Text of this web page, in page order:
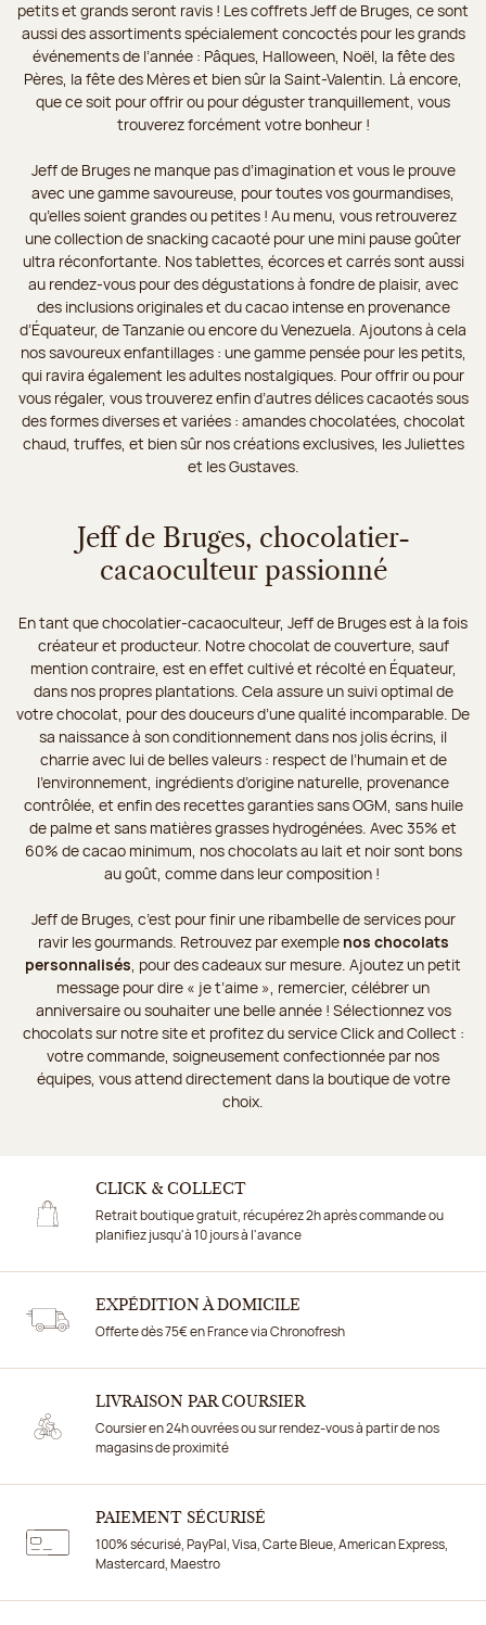
petits et grands seront ravis ! Les coffrets Jeff de Bruges, ce sont
aussi des assortiments spécialement concoctés pour les grands
événements de l’année : Pâques, Halloween, Noël, la fête des
Pères, la fête des Mères et bien sûr la Saint-Valentin. Là encore,
que ce soit pour offrir ou pour déguster tranquillement, vous
trouverez forcément votre bonheur !
Jeff de Bruges ne manque pas d’imagination et vous le prouve
avec une gamme savoureuse, pour toutes vos gourmandises,
qu’elles soient grandes ou petites ! Au menu, vous retrouverez
une collection de snacking cacaoté pour une mini pause goûter
ultra réconfortante. Nos tablettes, écorces et carrés sont aussi
au rendez-vous pour des dégustations à fondre de plaisir, avec
des inclusions originales et du cacao intense en provenance
d’Équateur, de Tanzanie ou encore du Venezuela. Ajoutons à cela
nos savoureux enfantillages : une gamme pensée pour les petits,
qui ravira également les adultes nostalgiques. Pour offrir ou pour
vous régaler, vous trouverez enfin d’autres délices cacaotés sous
des formes diverses et variées : amandes chocolatées, chocolat
chaud, truffes, et bien sûr nos créations exclusives, les Juliettes
et les Gustaves.
Jeff de Bruges, chocolatier-
cacaoculteur passionné
En tant que chocolatier-cacaoculteur, Jeff de Bruges est à la fois
créateur et producteur. Notre chocolat de couverture, sauf
mention contraire, est en effet cultivé et récolté en Équateur,
dans nos propres plantations. Cela assure un suivi optimal de
votre chocolat, pour des douceurs d’une qualité incomparable. De
sa naissance à son conditionnement dans nos jolis écrins, il
charrie avec lui de belles valeurs : respect de l’humain et de
l’environnement, ingrédients d’origine naturelle, provenance
contrôlée, et enfin des recettes garanties sans OGM, sans huile
de palme et sans matières grasses hydrogénées. Avec 35% et
60% de cacao minimum, nos chocolats au lait et noir sont bons
au goût, comme dans leur composition !
Jeff de Bruges, c’est pour finir une ribambelle de services pour
ravir les gourmands. Retrouvez par exemple nos chocolats
personnalisés , pour des cadeaux sur mesure. Ajoutez un petit
message pour dire « je t’aime », remercier, célébrer un
anniversaire ou souhaiter une belle année ! Sélectionnez vos
chocolats sur notre site et profitez du service Click and Collect :
votre commande, soigneusement confectionnée par nos
équipes, vous attend directement dans la boutique de votre
choix.
CLICK & COLLECT
Retrait boutique gratuit, récupérez 2h après commande ou
planifiez jusqu'à 10 jours à l'avance
EXPÉDITION À DOMICILE
Offerte dès 75€ en France via Chronofresh
LIVRAISON PAR COURSIER
Coursier en 24h ouvrées ou sur rendez-vous à partir de nos
magasins de proximité
PAIEMENT SÉCURISÉ
100% sécurisé, PayPal, Visa, Carte Bleue, American Express,
Mastercard, Maestro